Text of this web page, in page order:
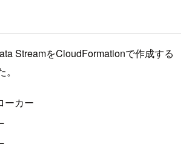
StreamをCloudFormationで作成する
ーカー